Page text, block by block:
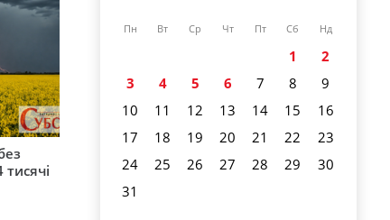
Пн Вт Ср Чт Пт Сб Нд
1
2
3
4 5 6 7 8
9
10
11 12 13 14 15
16
17
18 19 20 21 22
23
24
25 26 27 28 29
30
31